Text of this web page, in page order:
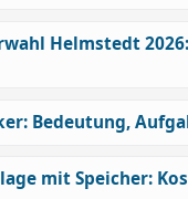
Helmstedt
Bedeutung,
mit Speicher: